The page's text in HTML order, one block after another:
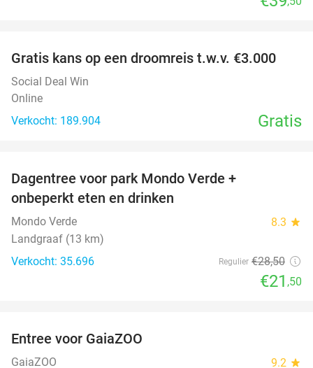
Gratis kans op een droomreis t.w.v. €3.000
Social Deal Win
Online
Verkocht: 189.904
Gratis
Dagentree voor park Mondo Verde +
onbeperkt eten en drinken
Mondo Verde 8.3 star
Landgraaf (13 km)
Verkocht: 35.696
Regulier €28,50
€21 ,50
Entree voor GaiaZOO
GaiaZOO 9.2 star